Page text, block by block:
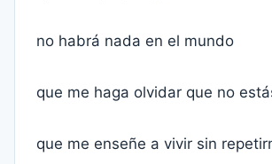
no habrá nada en el mundo
que me haga olvidar que no
que me enseñe a vivir sin